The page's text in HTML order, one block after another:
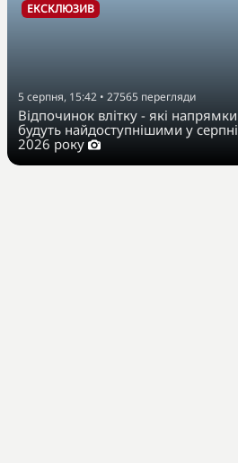
ЕКСКЛЮЗИВ
5 серпня, 15:42 • 27565 перегляди
Відпочинок влітку - які напрямки
будуть найдоступнішими у серпні
2026 року